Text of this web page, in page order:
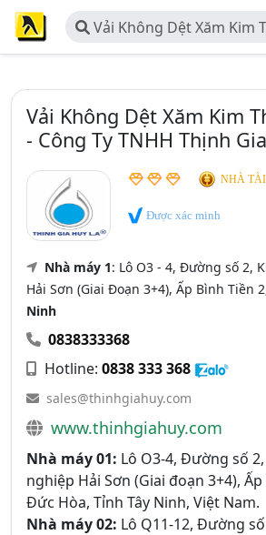
Vải Không Dệt Xăm Kim
Gia Huy - Công Ty TNHH
Vải Không Dệt Xăm Kim
- Công Ty TNHH Thịnh
NHÀ
Được xác minh
Nhà máy 1: Lô O3 - 4, Đường số 2,
Hải Sơn (Giai Đoạn 3+4), Ấp Bình Tiền
Ninh
0838333368
Hotline: 0838 333 368
sales@thinhgiahuy.com
www.thinhgiahuy.com
Nhà máy 01: Lô O3-4, Đường số
nghiệp Hải Sơn (Giai đoạn 3+4), Ấp
Đức Hòa, Tỉnh Tây Ninh, Việt Nam.
Nhà máy 02: Lô Q11-12, Đường